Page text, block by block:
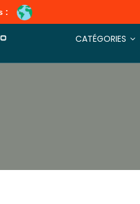
:
CATÉGORIES